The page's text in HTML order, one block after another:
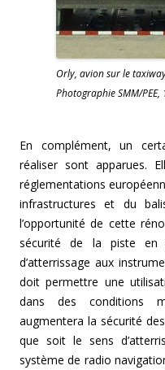
Orly, avion sur le
Photographie SMM/
En complément, un
réaliser sont apparues.
réglementations
infrastructures et du
l’opportunité de cette
sécurité de la piste en
d’atterrissage aux
doit permettre une
dans des conditions
augmentera la sécurité
que soit le sens
système de radio